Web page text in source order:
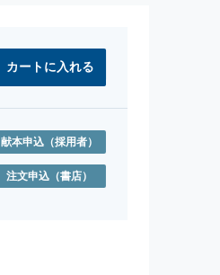
献本申込 （採用者）
注文申込 （書店）